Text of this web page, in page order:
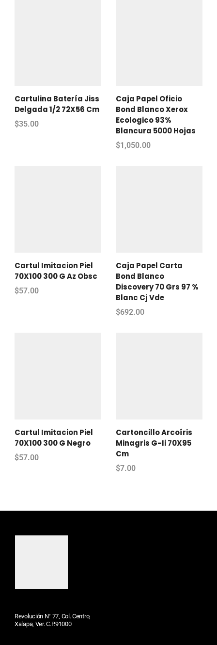
Cartulina Batería Jiss
Delgada 1/2 72X56 Cm
$35.00
Caja Papel Oficio
Bond Blanco Xerox
Ecologico 93%
Blancura 5000 Hojas
$1,050.00
Cartul Imitacion Piel
70X100 300 G Az Obsc
$57.00
Caja Papel Carta
Bond Blanco
Discovery 70 Grs 97 %
Blanc Cj Vde
$692.00
Cartul Imitacion Piel
70X100 300 G Negro
$57.00
Cartoncillo Arcoíris
Minagris G-Ii 70X95
Cm
$7.00
Revolución N° 77, Col. Centro,
Xalapa, Ver. C.P.91000